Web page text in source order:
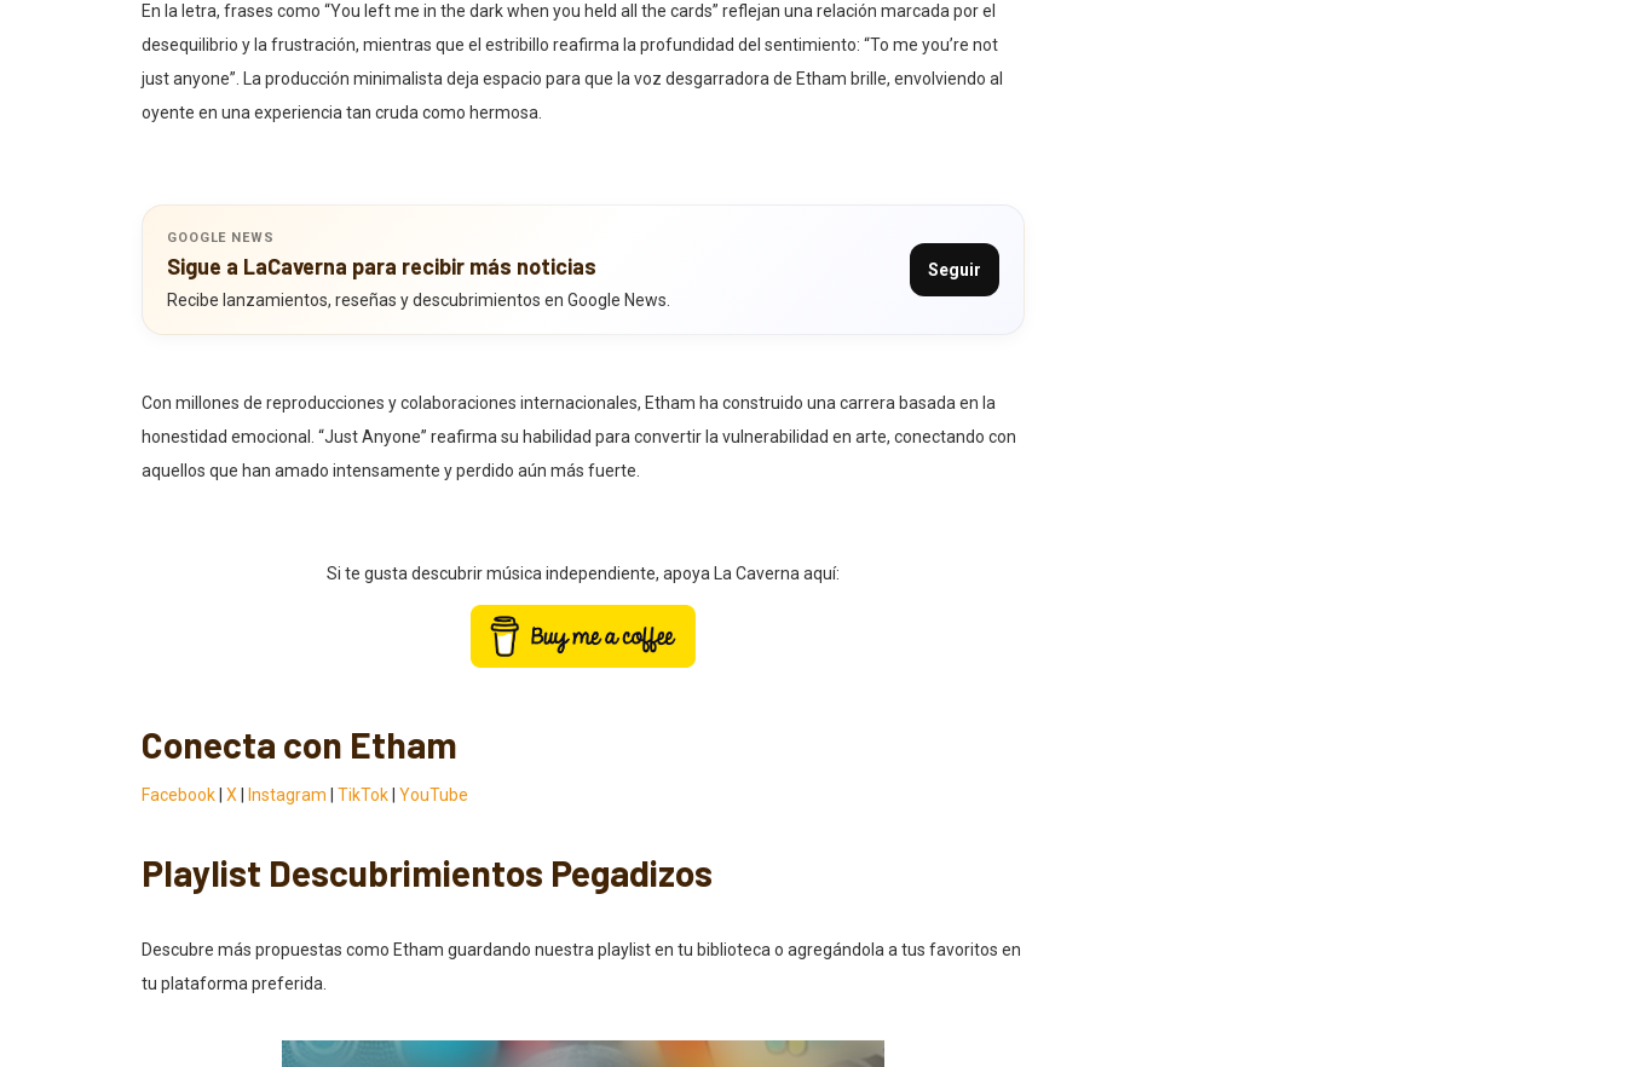
En la letra, frases como “You left me in the dark when you held all the cards” reflejan una relación marcada por el
desequilibrio y la frustración, mientras que el estribillo reafirma la profundidad del sentimiento: “To me you’re not
just anyone”. La producción minimalista deja espacio para que la voz desgarradora de Etham brille, envolviendo al
oyente en una experiencia tan cruda como hermosa.
GOOGLE NEWS
Sigue a LaCaverna para recibir más noticias
Recibe lanzamientos, reseñas y descubrimientos en Google News.
Seguir
Con millones de reproducciones y colaboraciones internacionales, Etham ha construido una carrera basada en la
honestidad emocional. “Just Anyone” reafirma su habilidad para convertir la vulnerabilidad en arte, conectando con
aquellos que han amado intensamente y perdido aún más fuerte.
Si te gusta descubrir música independiente, apoya La Caverna aquí:
Conecta con Etham
Facebook X Instagram TikTok YouTube
Playlist Descubrimientos Pegadizos
Descubre más propuestas como Etham guardando nuestra playlist en tu biblioteca o agregándola a tus favoritos en
tu plataforma preferida.